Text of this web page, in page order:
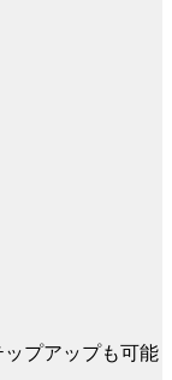
プアップも可能